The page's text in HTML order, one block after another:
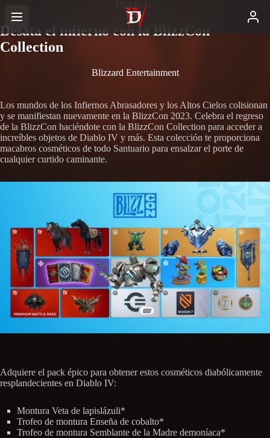
Diablo IV
Desata el infierno con la BlizzCon
Collection
Blizzard Entertainment
Los mundos de los Infiernos Abrasadores y los Altos Cielos colisionan
y se manifiestan nuevamente en la BlizzCon 2023. Celebra el regreso
de la BlizzCon haciéndote con la BlizzCon Collection para acceder a
increíbles objetos de Diablo IV y más. Esta colección te proporciona
macabros cosméticos de todo Santuario para ensalzar el porte de
cualquier curtido caminante.
Adquiere el pack épico para obtener estos cosméticos diabólicamente
resplandecientes en Diablo IV:
Montura Veta de lapislázuli*
Trofeo de montura Enseña de cobalto*
Trofeo de montura Semblante de la Madre demoníaca*